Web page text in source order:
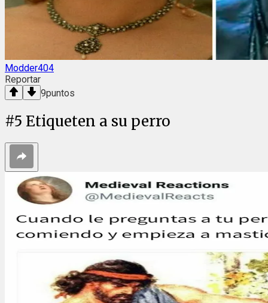
Modder404
Reportar
9puntos
#5 Etiqueten a su perro